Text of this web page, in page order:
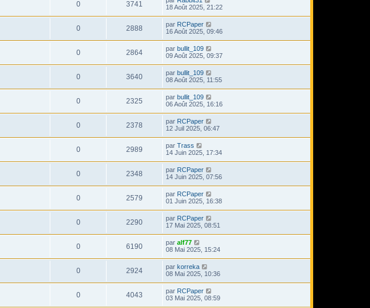
0 3741
18 Août 2025, 21:22
0 2888 par RCPaper
16 Août 2025, 09:46
0 2864 par bullit_109
09 Août 2025, 09:37
0 3640 par bullit_109
08 Août 2025, 11:55
0 2325 par bullit_109
06 Août 2025, 16:16
0 2378 par RCPaper
12 Juil 2025, 06:47
0 2989 par Trass
14 Juin 2025, 17:34
0 2348 par RCPaper
14 Juin 2025, 07:56
0 2579 par RCPaper
01 Juin 2025, 16:38
0 2290 par RCPaper
17 Mai 2025, 08:51
0 6190 par alf77
08 Mai 2025, 15:24
0 2924 par korreka
08 Mai 2025, 10:36
0 4043 par RCPaper
03 Mai 2025, 08:59